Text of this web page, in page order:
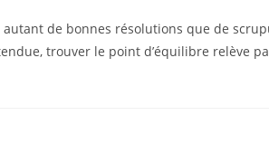
de bonnes résolutions que de
trouver le point d’équilibre relève